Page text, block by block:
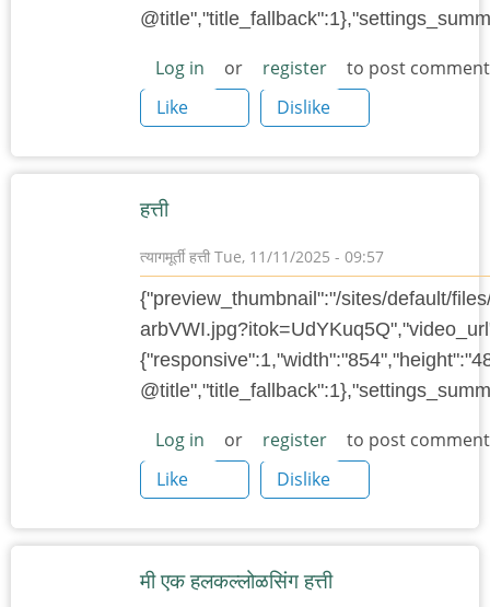
Log in or register
to post
Like
Dislike
हत्ती
त्यागमूर्ती हत्ती Tue, 11/11/2025 - 09:57
{"preview_thumbnail":"/sites/default/
Log in or register
to post
Like
Dislike
मी एक हलकल्लोळसिंग हत्ती